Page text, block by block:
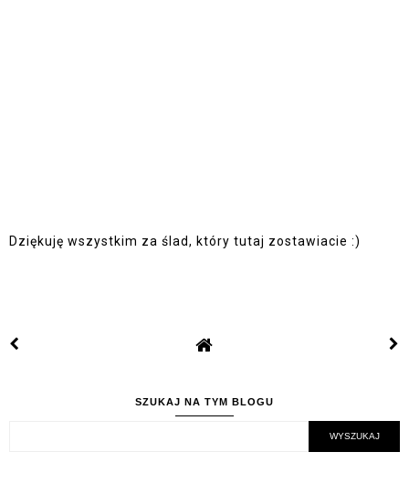
Dziękuję wszystkim za ślad, który tutaj zostawiacie :)
SZUKAJ NA TYM BLOGU